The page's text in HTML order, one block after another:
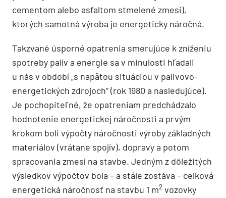
cementom alebo asfaltom stmelené zmesi),
ktorých samotná výroba je energeticky náročná.
Takzvané úsporné opatrenia smerujúce k zníženiu
spotreby palív a energie sa v minulosti hľadali
u nás v období „s napätou situáciou v palivovo-
energetických zdrojoch“ (rok 1980 a nasledujúce).
Je pochopiteľné, že opatreniam predchádzalo
hodnotenie energetickej náročnosti a prvým
krokom boli výpočty náročnosti výroby základných
materiálov (vrátane spojív), dopravy a potom
spracovania zmesí na stavbe. Jedným z dôležitých
výsledkov výpočtov bola – a stále zostáva – celková
energetická náročnosť na stavbu 1 m2 vozovky